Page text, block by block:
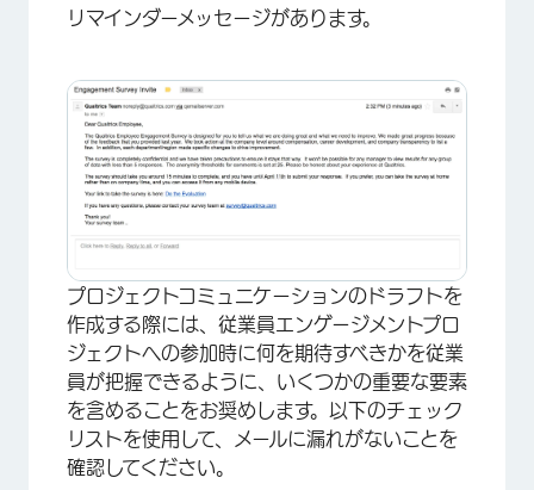
リマインダーメッセージがあります。
プロジェクトコミュニケーションのドラフトを
作成する際には、従業員エンゲージメントプロ
ジェクトへの参加時に何を期待すべきかを従業
員が把握できるように、いくつかの重要な要素
を含めることをお奨めします。以下のチェック
リストを使用して、メールに漏れがないことを
確認してください。